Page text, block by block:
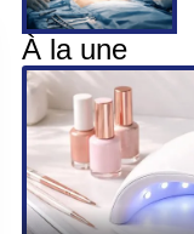
À la une